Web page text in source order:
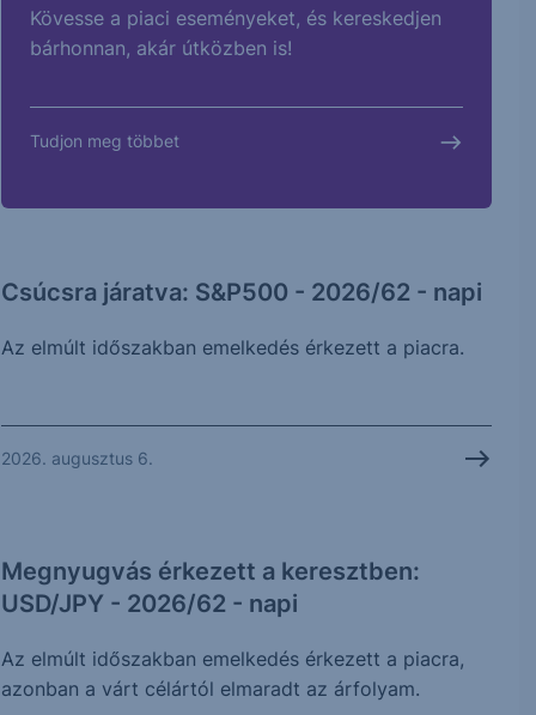
Kövesse a piaci eseményeket, és kereskedjen
bárhonnan, akár útközben is!
Tudjon meg többet
Csúcsra járatva: S&P500 - 2026/62 - napi
Az elmúlt időszakban emelkedés érkezett a piacra.
2026. augusztus 6.
Megnyugvás érkezett a keresztben:
USD/JPY - 2026/62 - napi
Az elmúlt időszakban emelkedés érkezett a piacra,
azonban a várt célártól elmaradt az árfolyam.